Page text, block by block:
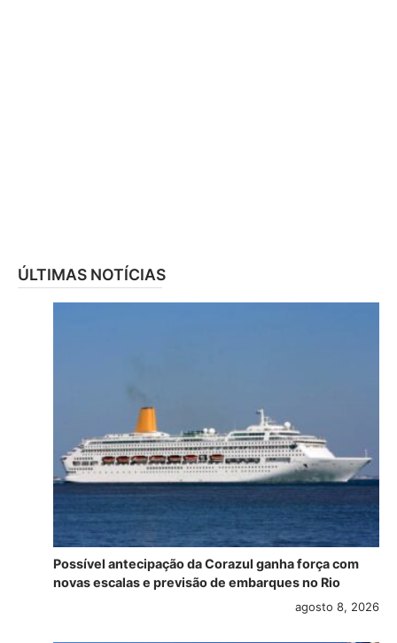
ÚLTIMAS NOTÍCIAS
Possível antecipação da Corazul ganha força com
novas escalas e previsão de embarques no Rio
agosto 8, 2026